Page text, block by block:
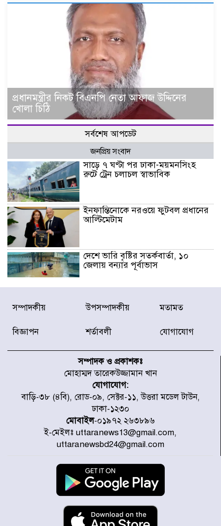
প্রধানমন্ত্রীর নিকট বিএনপি নেতা আফাজ উদ্দিনের
খোলা চিঠি
সর্বশেষ আপডেট
জনপ্রিয় সংবাদ
সাড়ে ৭ ঘণ্টা পর ঢাকা-ময়মনসিংহ
রুটে ট্রেন চলাচল স্বাভাবিক
ইনফান্তিনোকে নরওয়ে ফুটবল প্রধানের
আল্টিমেটাম
দেশে ভারি বৃষ্টির সতর্কবার্তা, ১০
জেলায় বন্যার পূর্বাভাস
৫৩ নং ওয়ার্ডের সড়কে নেমপ্লেট
স্থাপনের উদ্যোগ চান মিয়া ব্যাপারীর
শঙ্কা
বগুড়া ও সিলেটে সড়ক দুর্ঘটনায় নিহত
১৫
জুলাইয়ে দেশজুড়ে ৪৫৮টি সড়ক
দুর্ঘটনায় ৪১৬ জন নিহত হয়েছেন
হারিয়ে যাওয়া শিশুকে পরিবারের কাছে
ফিরিয়ে প্রশংসায় ভাসছেন খিলক্ষেত
সম্পাদকীয় উপসম্পাদকীয় মতামত
বিজ্ঞাপন শর্তাবলী যোগাযোগ
সম্পাদক ও প্রকাশকঃ
মোহাম্মদ তারেকউজ্জামান খান
যোগাযোগ:
বাড়ি-৩৮ (৪বি), রোড-০৯, সেক্টর-১১, উত্তরা মডেল টাউন,
ঢাকা-১২৩০
মোবাইল-০১৯৭২ ২৬৩৮৯৬
ই-মেইলঃ uttaranews13@gmail.com,
uttaranewsbd24@gmail.com